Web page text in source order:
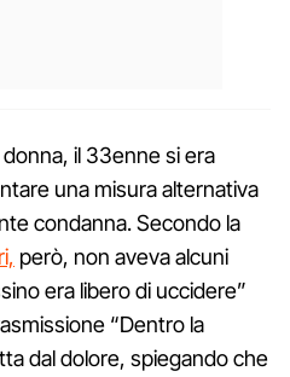
il 33enne si era
una misura alternativa
condanna. Secondo la
però, non aveva alcuni
era libero di uccidere”
“Dentro la
dal dolore, spiegando che